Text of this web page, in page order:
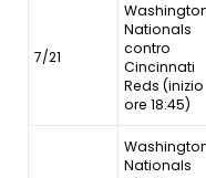
7/21
Nationals
contro
Cincinnati
Reds (inizio
ore 18:45)
Nationals